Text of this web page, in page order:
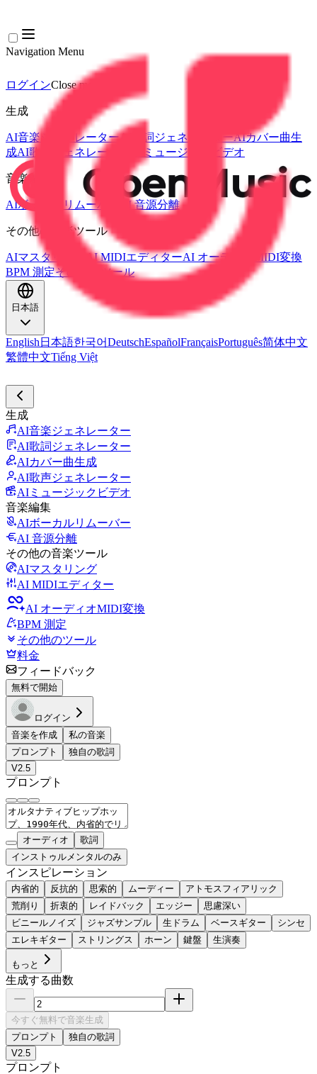
Navigation Menu
ログインClose menu
生成
AI音楽ジェネレーターAI歌詞ジェネレーターAIカバー曲生
成AI歌声ジェネレーター AIミュージックビデオ
音楽編集
AIボーカルリムーバー AI 音源分離
その他の音楽ツール
AIマスタリング AI MIDIエディターAI オーディオMIDI変換
BPM 測定その他のツール
日本語
English 日本語한국어DeutschEspañolFrançaisPortuguês简体中文
繁體中文Tiếng Việt
生成
AI音楽ジェネレーター
AI歌詞ジェネレーター
AIカバー曲生成
AI歌声ジェネレーター
AIミュージックビデオ
音楽編集
AIボーカルリムーバー
AI 音源分離
その他の音楽ツール
AIマスタリング
AI MIDIエディター
AI オーディオMIDI変換
BPM 測定
その他のツール
料金
フィードバック
無料で開始
ログイン
音楽を作成
私の音楽
プロンプト
独自の歌詞
V2.5
プロンプト
オーディオ
歌詞
インストゥルメンタルのみ
インスピレーション
内省的 反抗的 思索的 ムーディー
アトモスフィアリック
荒削り
折衷的 レイドバック エッジー
思慮深い
ビニールノイズ
ジャズサンプル 生ドラム ベースギター
シンセ
エレキギター
ストリングス ホーン 鍵盤 生演奏
もっと
生成する曲数
今すぐ無料で音楽生成
プロンプト
独自の歌詞
V2.5
プロンプト